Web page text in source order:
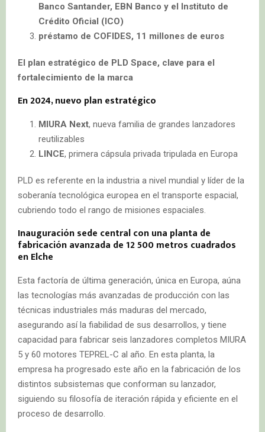
Banco Santander, EBN Banco y el Instituto de
Crédito Oficial (ICO)
préstamo de COFIDES, 11 millones de euros
El plan estratégico de PLD Space, clave para el
fortalecimiento de la marca
En 2024, nuevo plan estratégico
MIURA Next, nueva familia de grandes lanzadores
reutilizables
LINCE, primera cápsula privada tripulada en Europa
PLD es referente en la industria a nivel mundial y líder de la
soberanía tecnológica europea en el transporte espacial,
cubriendo todo el rango de misiones espaciales.
Inauguraciónsede central con una planta de
fabricación avanzada de 12 500 metros cuadrados
en Elche
Esta factoría de última generación, única en Europa, aúna
las tecnologías más avanzadas de producción con las
técnicas industriales más maduras del mercado,
asegurando así la fiabilidad de sus desarrollos, y tiene
capacidad para fabricar seis lanzadores completos MIURA
5 y 60 motores TEPREL-C al año. En esta planta, la
empresa ha progresado este año en la fabricación de los
distintos subsistemas que conforman su lanzador,
siguiendo su filosofía de iteración rápida y eficiente en el
proceso de desarrollo.